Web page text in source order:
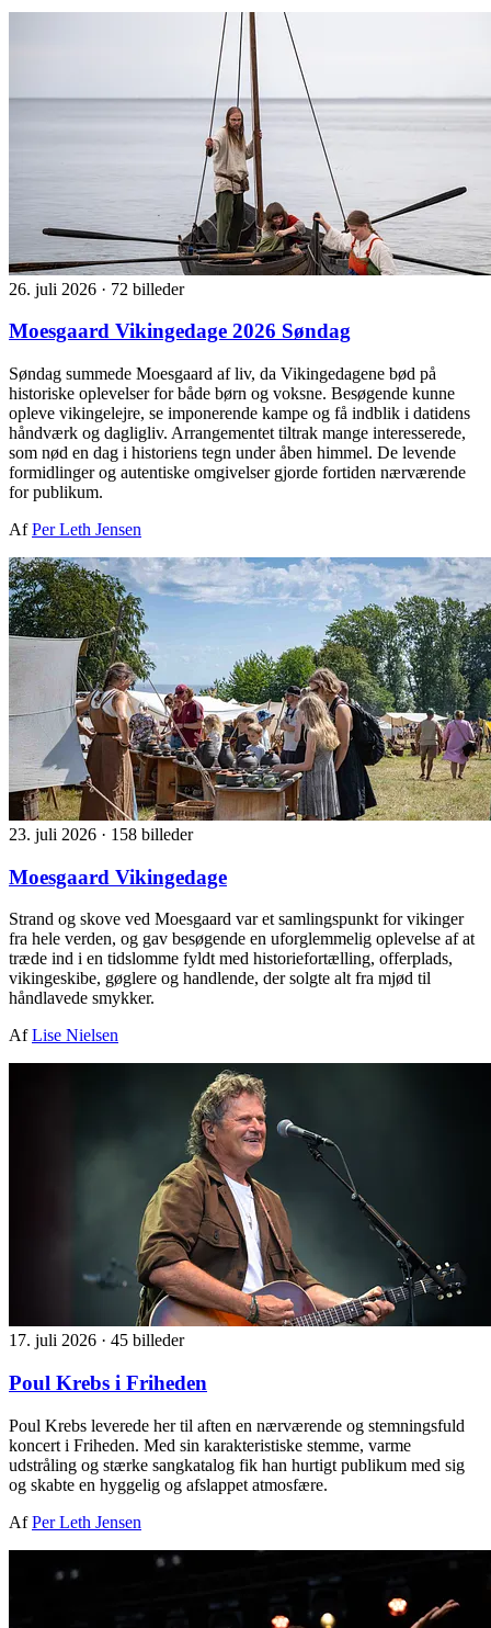
26. juli 2026 · 72 billeder
Moesgaard Vikingedage 2026 Søndag
Søndag summede Moesgaard af liv, da Vikingedagene bød på
historiske oplevelser for både børn og voksne. Besøgende kunne
opleve vikingelejre, se imponerende kampe og få indblik i datidens
håndværk og dagligliv. Arrangementet tiltrak mange interesserede,
som nød en dag i historiens tegn under åben himmel. De levende
formidlinger og autentiske omgivelser gjorde fortiden nærværende
for publikum.
AfPer Leth Jensen
23. juli 2026 · 158 billeder
Moesgaard Vikingedage
Strand og skove ved Moesgaard var et samlingspunkt for vikinger
fra hele verden, og gav besøgende en uforglemmelig oplevelse af at
træde ind i en tidslomme fyldt med historiefortælling, offerplads,
vikingeskibe, gøglere og handlende, der solgte alt fra mjød til
håndlavede smykker.
AfLise Nielsen
17. juli 2026 · 45 billeder
Poul Krebs i Friheden
Poul Krebs leverede her til aften en nærværende og stemningsfuld
koncert i Friheden. Med sin karakteristiske stemme, varme
udstråling og stærke sangkatalog fik han hurtigt publikum med sig
og skabte en hyggelig og afslappet atmosfære.
AfPer Leth Jensen